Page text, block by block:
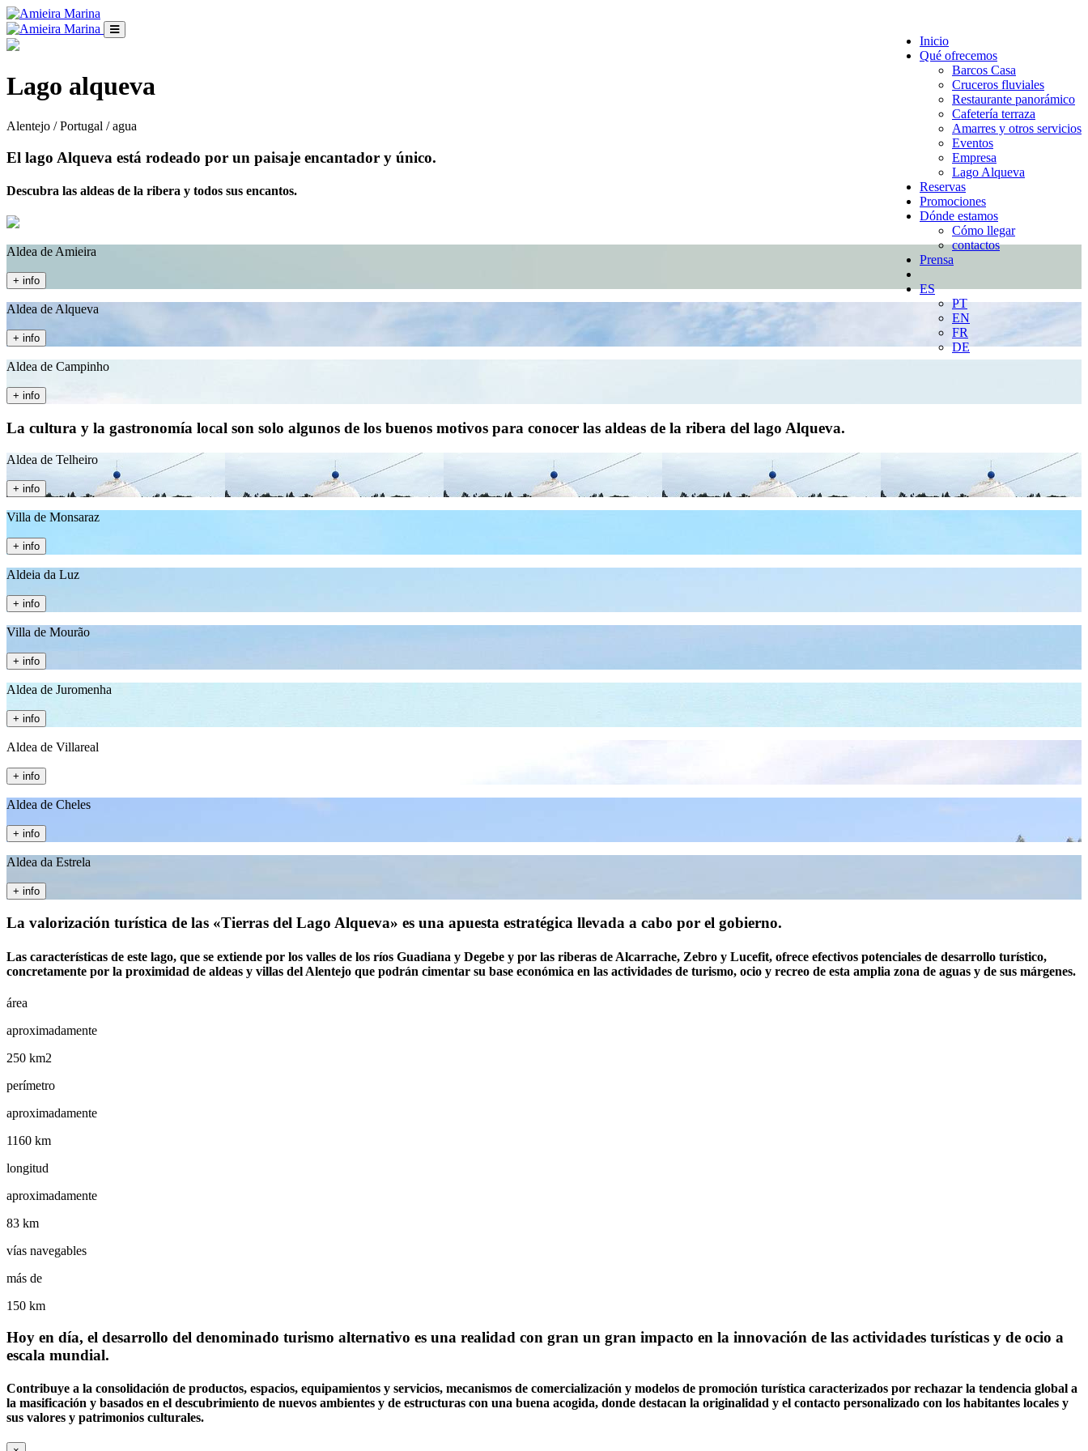
Inicio
Qué ofrecemos
Barcos Casa
Cruceros fluviales
Restaurante panorámico
Cafetería terraza
Amarres y otros servicios
Eventos
Empresa
Lago Alqueva
Reservas
Promociones
Dónde estamos
Cómo llegar
contactos
Prensa
ES
PT
EN
FR
DE
Lago alqueva
Alentejo / Portugal / agua
El lago Alqueva está rodeado por un paisaje encantador y único.
Descubra las aldeas de la ribera y todos sus encantos.
Aldea de Amieira
+ info
Aldea de Alqueva
+ info
Aldea de Campinho
+ info
La cultura y la gastronomía local son solo algunos de los buenos motivos para conocer las aldeas de la ribera del lago Alqueva.
Aldea de Telheiro
+ info
Villa de Monsaraz
+ info
Aldeia da Luz
+ info
Villa de Mourão
+ info
Aldea de Juromenha
+ info
Aldea de Villareal
+ info
Aldea de Cheles
+ info
Aldea da Estrela
+ info
La valorización turística de las «Tierras del Lago Alqueva» es una apuesta estratégica llevada a cabo por el gobierno.
Las características de este lago, que se extiende por los valles de los ríos Guadiana y Degebe y por las riberas de Alcarrache, Zebro y Lucefit, ofrece efectivos potenciales de desarrollo turístico,
concretamente por la proximidad de aldeas y villas del Alentejo que podrán cimentar su base económica en las actividades de turismo, ocio y recreo de esta amplia zona de aguas y de sus márgenes.
área
aproximadamente
250 km2
perímetro
aproximadamente
1160 km
longitud
aproximadamente
83 km
vías navegables
más de
150 km
Hoy en día, el desarrollo del denominado turismo alternativo es una realidad con gran un gran impacto en la innovación de las actividades turísticas y de ocio a
escala mundial.
Contribuye a la consolidación de productos, espacios, equipamientos y servicios, mecanismos de comercialización y modelos de promoción turística caracterizados por rechazar la tendencia global a
la masificación y basados en el descubrimiento de nuevos ambientes y de estructuras con una buena acogida, donde destacan la originalidad y el contacto personalizado con los habitantes locales y
sus valores y patrimonios culturales.